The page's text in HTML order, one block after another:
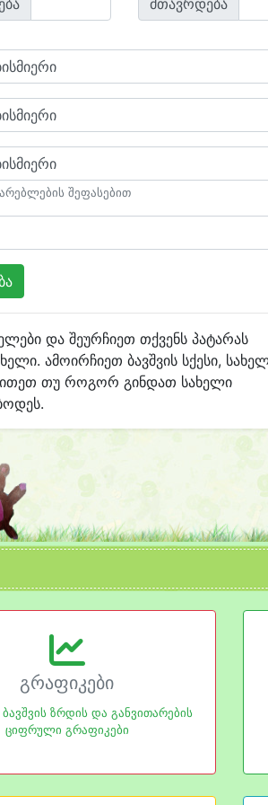
მთავრდება
შეფასებით
და შეურჩიეთ თქვენს პატარას
ამოირჩიეთ ბავშვის სქესი,
თუ როგორ გინდათ სახელი
გრაფიკები
ზრდის და განვითარების
ციფრული გრაფიკები